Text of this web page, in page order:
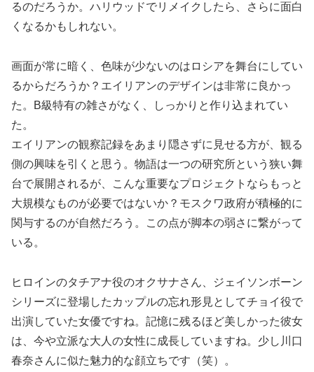
るのだろうか。ハリウッドでリメイクしたら、さらに面白
くなるかもしれない。
画面が常に暗く、色味が少ないのはロシアを舞台にしてい
るからだろうか？エイリアンのデザインは非常に良かっ
た。B級特有の雑さがなく、しっかりと作り込まれてい
た。
エイリアンの観察記録をあまり隠さずに見せる方が、観る
側の興味を引くと思う。物語は一つの研究所という狭い舞
台で展開されるが、こんな重要なプロジェクトならもっと
大規模なものが必要ではないか？モスクワ政府が積極的に
関与するのが自然だろう。この点が脚本の弱さに繋がって
いる。
ヒロインのタチアナ役のオクサナさん、ジェイソンボーン
シリーズに登場したカップルの忘れ形見としてチョイ役で
出演していた女優ですね。記憶に残るほど美しかった彼女
は、今や立派な大人の女性に成長していますね。少し川口
春奈さんに似た魅力的な顔立ちです（笑）。